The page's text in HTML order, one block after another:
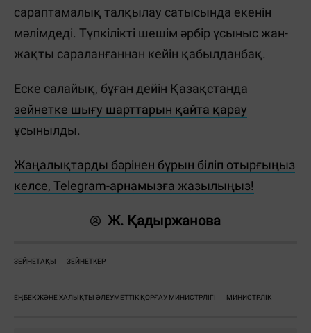
сараптамалық талқылау сатысында екенін
мәлімдеді. Түпкілікті шешім әрбір ұсыныс жан-
жақты сараланғаннан кейін қабылданбақ.
Еске салайық, бұған дейін Қазақстанда
зейнетке шығу шарттарын қайта қарау
ұсынылды.
Жаңалықтарды бәрінен бұрын біліп отырғыңыз
келсе, Telegram-арнамызға жазылыңыз!
Ж. Қадыржанова
ЗЕЙНЕТАҚЫ ЗЕЙНЕТКЕР
ЕҢБЕК ЖӘНЕ ХАЛЫҚТЫ ӘЛЕУМЕТТІК ҚОРҒАУ МИНИСТРЛІГІ МИНИСТРЛІК